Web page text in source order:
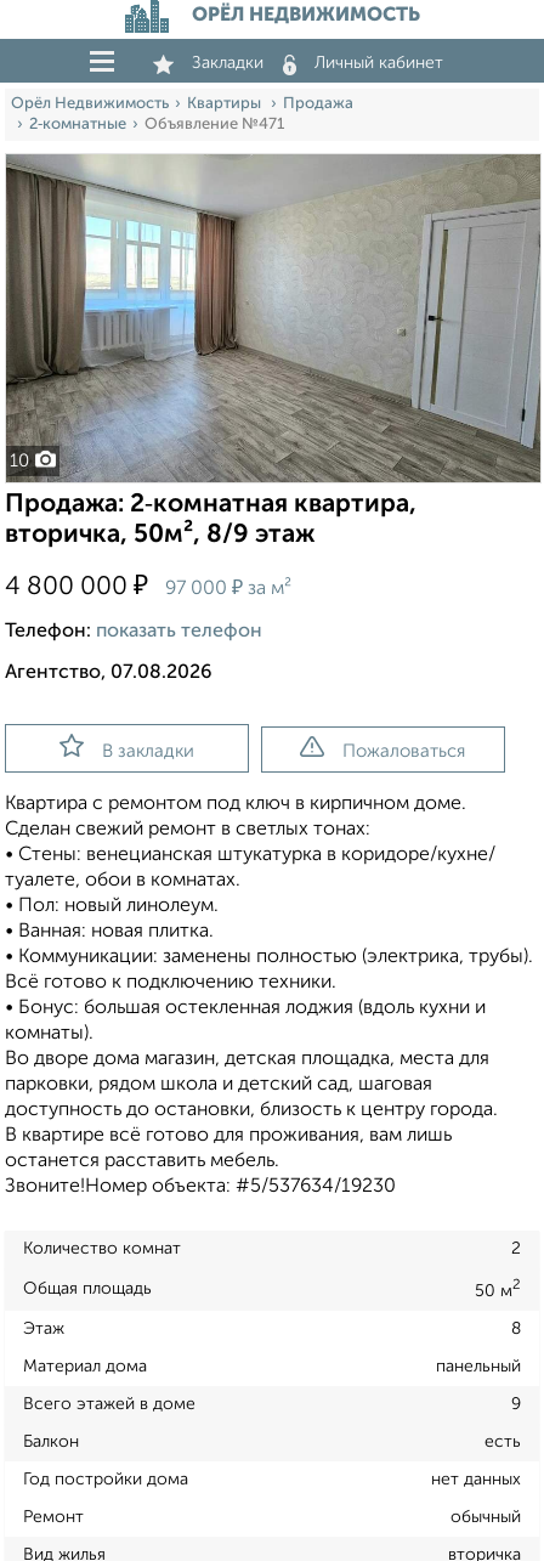
ОРЁЛ НЕДВИЖИМОСТЬ
Закладки Личный кабинет
Орёл Недвижимость Квартиры
Продажа
2‑комнатные
Объявление №471
10
Продажа: 2‑комнатная квартира,
вторичка, 50м², 8/9 этаж
4 800 000 ₽ 97 000 ₽ за м²
Телефон: показать телефон
Агентство, 07.08.2026
В закладки Пожаловаться
Квартира с ремонтом под ключ в кирпичном доме.
Сделан свежий ремонт в светлых тонах:
• Стены: венецианская штукатурка в коридоре/кухне/
туалете, обои в комнатах.
• Пол: новый линолеум.
• Ванная: новая плитка.
• Коммуникации: заменены полностью (электрика, трубы).
Всё готово к подключению техники.
• Бонус: большая остекленная лоджия (вдоль кухни и
комнаты).
Во дворе дома магазин, детская площадка, места для
парковки, рядом школа и детский сад, шаговая
доступность до остановки, близость к центру города.
В квартире всё готово для проживания, вам лишь
останется расставить мебель.
Звоните!Номер объекта: #5/537634/19230
Количество комнат 2
Общая площадь 50 м2
Этаж 8
Материал дома панельный
Всего этажей в доме 9
Балкон есть
Год постройки дома нет данных
Ремонт обычный
Вид жилья вторичка